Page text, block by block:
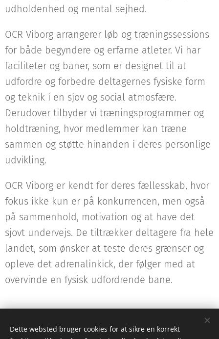
udholdenhed og mental sejhed.
OCR Viborg arrangerer løb og træningssessions
for både begyndere og erfarne atleter. Vi har
faciliteter og baner, som er designet til at
udfordre og forbedre deltagernes fysiske form
og teknik i en sjov og social atmosfære.
Derudover tilbyder vi træningsprogrammer og
holdtræning, hvor medlemmer kan træne
sammen og støtte hinanden i deres personlige
udvikling.
OCR Viborg er kendt for deres fællesskab, hvor
fokus ikke kun er på konkurrencen, men også
på sammenhold, motivation og at have det
sjovt undervejs. De tiltrækker deltagere fra hele
landet, som ønsker at teste deres grænser og
opleve det adrenalinkick, der følger med at
overvinde en fysisk udfordrende bane.
Dette websted bruger cookies for at sikre en korrekt